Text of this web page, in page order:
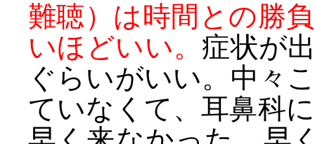
難聴）は時間との勝
いほどいい。 症状が
ぐらいがいい。中々
ていなくて、耳鼻科